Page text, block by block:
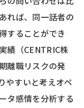
れば、同一話者の
することができ
績（CENTRIC株
離職リスクの発
やすいと考えオペ
タ感情を分析する